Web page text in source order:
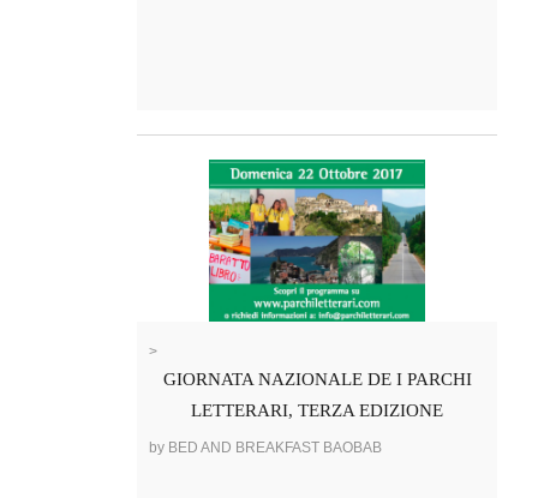
>
GIORNATA NAZIONALE DE I PARCHI
LETTERARI, TERZA EDIZIONE
by BED AND BREAKFAST BAOBAB